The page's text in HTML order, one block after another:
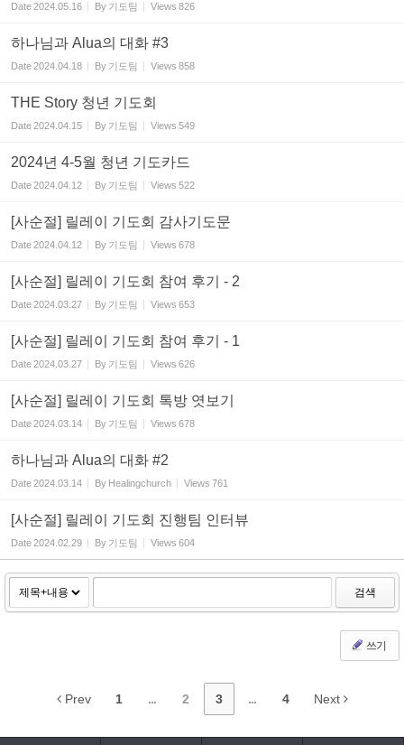
Date2024.05.16 By 기도팀 Views 826
하나님과 Alua의 대화 #3
Date2024.04.18 By 기도팀 Views 858
THE Story 청년 기도회
Date2024.04.15 By 기도팀 Views 549
2024년 4-5월 청년 기도카드
Date2024.04.12 By 기도팀 Views 522
[사순절] 릴레이 기도회 감사기도문
Date2024.04.12 By 기도팀 Views 678
[사순절] 릴레이 기도회 참여 후기 - 2
Date2024.03.27 By 기도팀 Views 653
[사순절] 릴레이 기도회 참여 후기 - 1
Date2024.03.27 By 기도팀 Views 626
[사순절] 릴레이 기도회 톡방 엿보기
Date2024.03.14 By 기도팀 Views 678
하나님과 Alua의 대화 #2
Date2024.03.14 By Healingchurch Views 761
[사순절] 릴레이 기도회 진행팀 인터뷰
Date2024.02.29 By 기도팀 Views 604
검색
쓰기
Prev 1 ... 2 3 ... 4 Next